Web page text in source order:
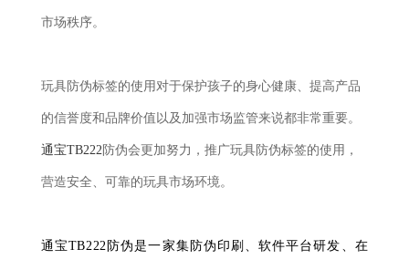
市场秩序。
玩具防伪标签的使用对于保护孩子的身心健康、提高产品
的信誉度和品牌价值以及加强市场监管来说都非常重要。
通宝TB222防伪会更加努力，推广玩具防伪标签的使用，
营造安全、可靠的玩具市场环境。
通宝TB222防伪是一家集防伪印刷、软件平台研发、在